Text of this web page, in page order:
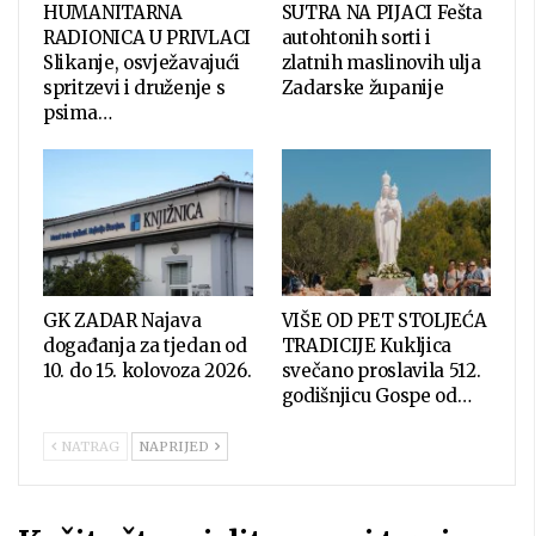
HUMANITARNA
RADIONICA U PRIVLACI
Slikanje, osvježavajući
spritzevi i druženje s
psima…
SUTRA NA PIJACI Fešta
autohtonih sorti i
zlatnih maslinovih ulja
Zadarske županije
GK ZADAR Najava
događanja za tjedan od
10. do 15. kolovoza 2026.
VIŠE OD PET STOLJEĆA
TRADICIJE Kukljica
svečano proslavila 512.
godišnjicu Gospe od…
NATRAG NAPRIJED